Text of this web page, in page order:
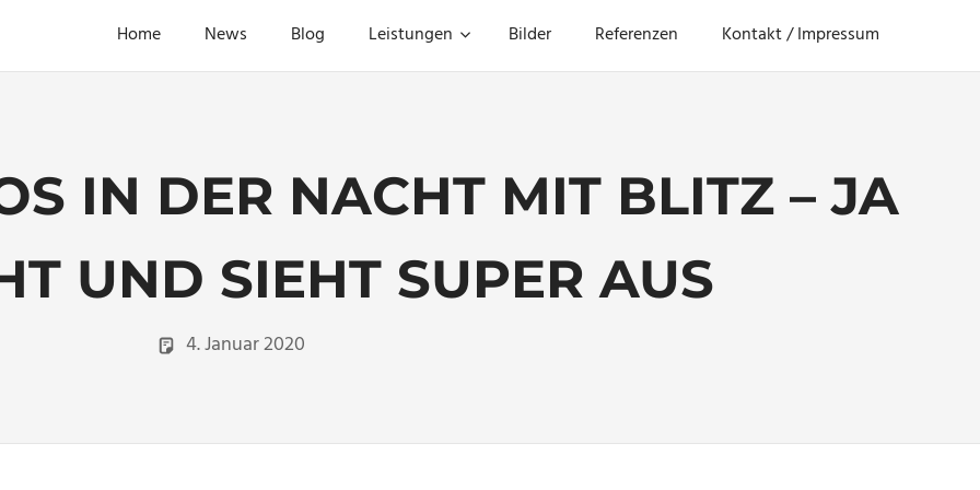
Home News Blog Leistungen Bilder Referenzen Kontakt / Impressum
IN DER NACHT MIT BLITZ – JA
UND SIEHT SUPER AUS
4. Januar 2020